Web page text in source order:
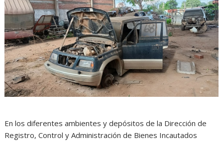
En los diferentes ambientes y depósitos de la Dirección de
Registro, Control y Administración de Bienes Incautados